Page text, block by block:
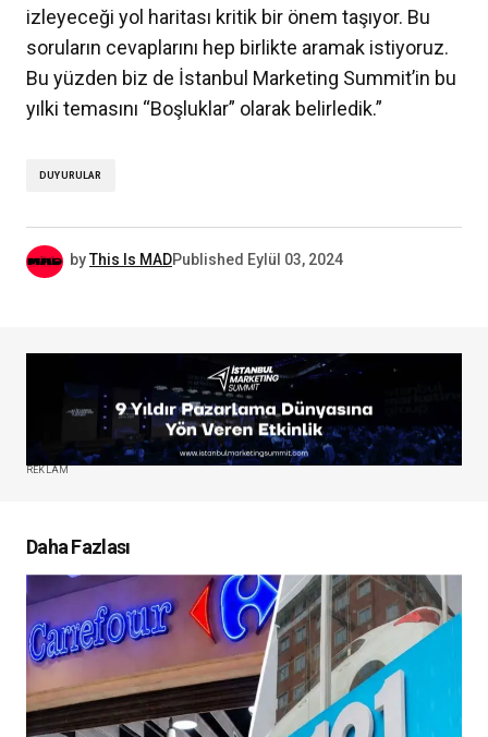
izleyeceği yol haritası kritik bir önem taşıyor. Bu
soruların cevaplarını hep birlikte aramak istiyoruz.
Bu yüzden biz de İstanbul Marketing Summit’in bu
yılki temasını “Boşluklar” olarak belirledik.”
DUYURULAR
byThis Is MADPublished Eylül 03, 2024
REKLAM
Daha Fazlası